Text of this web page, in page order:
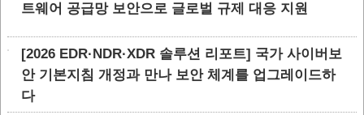
트웨어 공급망 보안으로 글로벌 규제 대응 지원
[2026 EDR·NDR·XDR 솔루션 리포트] 국가 사이버보
안 기본지침 개정과 만나 보안 체계를 업그레이드하
다